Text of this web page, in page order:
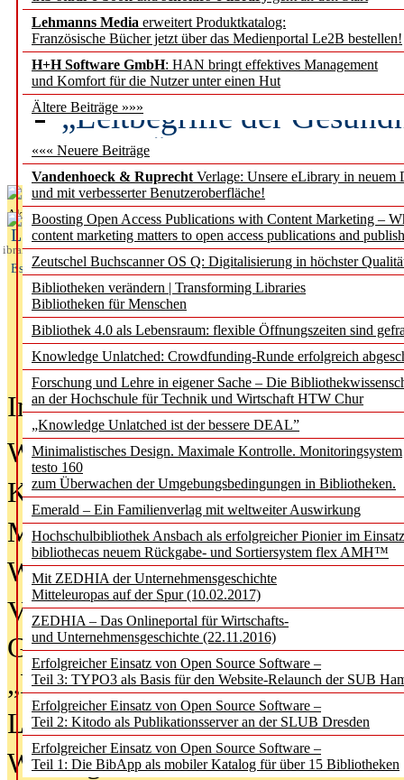
Lehmanns Media erweitert Produktkatalog:
Französische Bücher jetzt über das Medienportal Le2B bestellen!
H+H Software GmbH: HAN bringt effektives Management
und Komfort für die Nutzer unter einen Hut
Ältere Beiträge »»»
««« Neuere Beiträge
Vandenhoeck & Ruprecht Verlage: Unsere eLibrary in neuem
und mit verbesserter Benutzeroberfläche!
Boosting Open Access Publications with Content Marketing –
content marketing matters to open access publications and
Zeutschel Buchscanner OS Q: Digitalisierung in höchster
Bibliotheken verändern | Transforming Libraries
Bibliotheken für Menschen
Bibliothek 4.0 als Lebensraum: flexible Öffnungszeiten sind
Knowledge Unlatched: Crowdfunding-Runde erfolgreich
Forschung und Lehre in eigener Sache – Die
an der Hochschule für Technik und Wirtschaft HTW Chur
„Knowledge Unlatched ist der bessere DEAL”
Minimalistisches Design. Maximale Kontrolle. Monitoringsystem
testo 160
zum Überwachen der Umgebungsbedingungen in Bibliotheken.
Emerald – Ein Familienverlag mit weltweiter Auswirkung
Hochschulbibliothek Ansbach als erfolgreicher Pionier im
bibliothecas neuem Rückgabe- und Sortiersystem flex AMH™
Mit ZEDHIA der Unternehmensgeschichte
Mitteleuropas auf der Spur (10.02.2017)
ZEDHIA – Das Onlineportal für Wirtschafts-
und Unternehmensgeschichte (22.11.2016)
Erfolgreicher Einsatz von Open Source Software –
Teil 3: TYPO3 als Basis für den Website-Relaunch der SUB
Erfolgreicher Einsatz von Open Source Software –
Teil 2: Kitodo als Publikationsserver an der SLUB Dresden
Erfolgreicher Einsatz von Open Source Software –
Teil 1: Die BibApp als mobiler Katalog für über 15 Bibliotheken
Künstliche Intelligenz
besser zu verstehen
„Leitbegriffe der
des BIÖG erscheinen
Aktuelles aus
L
ibrary
Essentials
In der Ausgabe06/2026(August
Was Hochschul­bibliotheken von
Kinder in der digitalen Welt
Metadaten als Infrastruktur
Wenn Bots katalogisieren
Von Abschlusskleidern bis
Geisterjagd-Ausrüstung in der
„Library of Things“ unterwegs
Lesen als Infrastrukturaufgabe
Wie Jugendliche Social Media